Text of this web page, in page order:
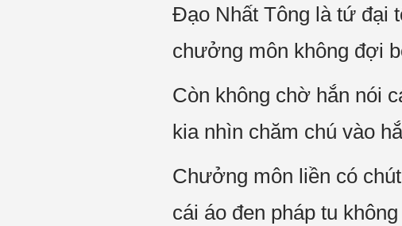
Đạo Nhất Tông là tứ đại
chưởng môn không đợi
Còn không chờ hắn nói
kia nhìn chăm chú vào
Chưởng môn liền có
cái áo đen pháp tu